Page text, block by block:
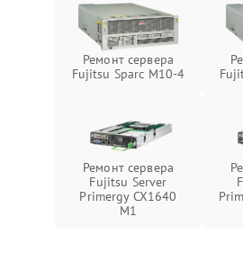
Ремонт сервера
Fujitsu Sparc M10-4
Ремонт сервера
Fujitsu Server
Primergy CX1640
M1